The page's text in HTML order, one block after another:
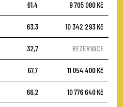
61,4 9 705 080 Kč
63,3 10 342 293 Kč
32,7 REZERVACE
67,7 11 054 400 Kč
66,2 10 776 640 Kč